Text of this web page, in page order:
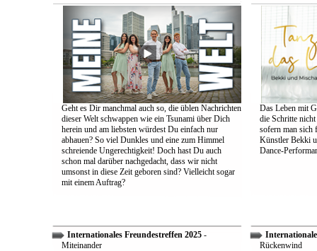
Geht es Dir manchmal auch so, die üblen Nachrichten
dieser Welt schwappen wie ein Tsunami über Dich
herein und am liebsten würdest Du einfach nur
abhauen? So viel Dunkles und eine zum Himmel
schreiende Ungerechtigkeit! Doch hast Du auch
schon mal darüber nachgedacht, dass wir nicht
umsonst in diese Zeit geboren sind? Vielleicht sogar
mit einem Auftrag?
Das Leben mit
die Schritte
sofern man sich
Künstler Bekki
Dance-
Internationales Freundestreffen 2025-
Miteinander
Rückenwind